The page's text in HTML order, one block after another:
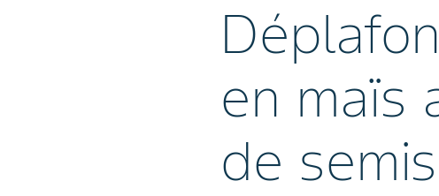
en maïs
de